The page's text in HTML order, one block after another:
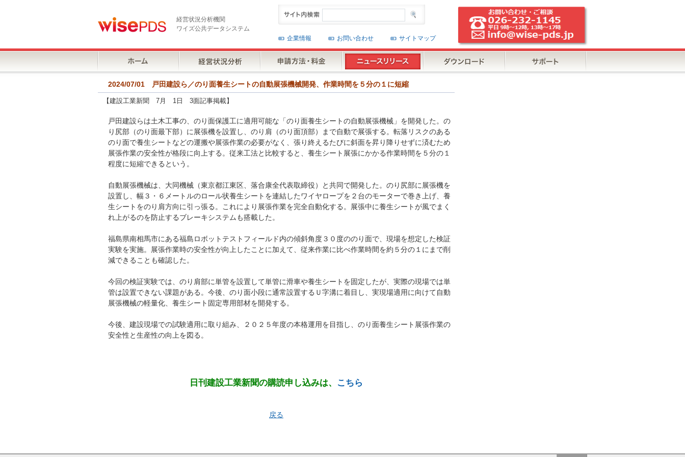
経営状況分析機関
ワイズ公共データシステム
企業情報
お問い合わせ サイトマップ
2024/07/01 戸田建設ら／のり面養生シートの自動展張機械開発、作業時間を５分の１に短縮
【建設工業新聞 7月 1日 3面記事掲載】
戸田建設らは土木工事の、のり面保護工に適用可能な「のり面養生シートの自動展張機械」を開発した。の
り尻部（のり面最下部）に展張機を設置し、のり肩（のり面頂部）まで自動で展張する。転落リスクのある
のり面で養生シートなどの運搬や展張作業の必要がなく、張り終えるたびに斜面を昇り降りせずに済むため
展張作業の安全性が格段に向上する。従来工法と比較すると、養生シート展張にかかる作業時間を５分の１
程度に短縮できるという。
自動展張機械は、大同機械（東京都江東区、落合康全代表取締役）と共同で開発した。のり尻部に展張機を
設置し、幅３・６メートルのロール状養生シートを連結したワイヤロープを２台のモーターで巻き上げ、養
生シートをのり肩方向に引っ張る。これにより展張作業を完全自動化する。展張中に養生シートが風でまく
れ上がるのを防止するブレーキシステムも搭載した。
福島県南相馬市にある福島ロボットテストフィールド内の傾斜角度３０度ののり面で、現場を想定した検証
実験を実施。展張作業時の安全性が向上したことに加えて、従来作業に比べ作業時間を約５分の１にまで削
減できることも確認した。
今回の検証実験では、のり肩部に単管を設置して単管に滑車や養生シートを固定したが、実際の現場では単
管は設置できない課題がある。今後、のり面小段に通常設置するＵ字溝に着目し、実現場適用に向けて自動
展張機械の軽量化、養生シート固定専用部材を開発する。
今後、建設現場での試験適用に取り組み、２０２５年度の本格運用を目指し、のり面養生シート展張作業の
安全性と生産性の向上を図る。
日刊建設工業新聞の購読申し込みは、 こちら
戻る